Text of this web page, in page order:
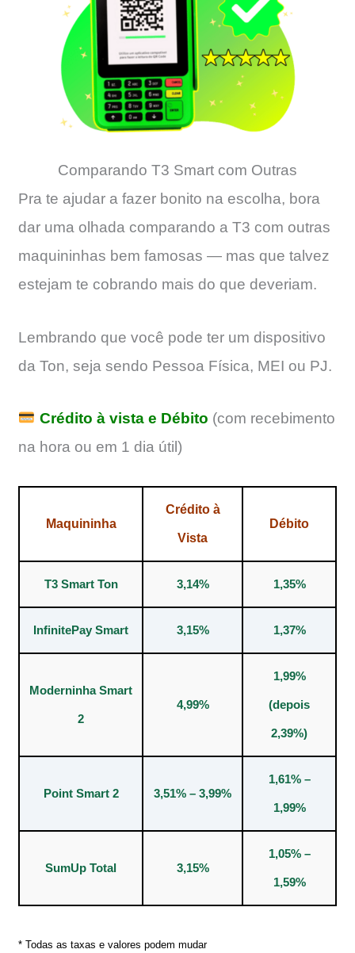
Comparando T3 Smart com Outras
Pra te ajudar a fazer bonito na escolha, bora
dar uma olhada comparando a T3 com outras
maquininhas bem famosas — mas que talvez
estejam te cobrando mais do que deveriam.
Lembrando que você pode ter um dispositivo
da Ton, seja sendo Pessoa Física, MEI ou PJ.
Crédito à vista e Débito (com recebimento
na hora ou em 1 dia útil)
Maquininha
Crédito à
Vista
Débito
T3 Smart Ton 3,14% 1,35%
InfinitePay Smart 3,15% 1,37%
Moderninha Smart
2
4,99%
1,99%
(depois
2,39%)
Point Smart 2 3,51% – 3,99%
1,61% –
1,99%
SumUp Total 3,15%
1,05% –
1,59%
* Todas as taxas e valores podem mudar